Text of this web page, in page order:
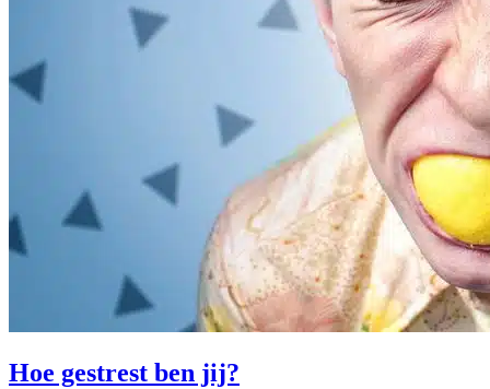
Hoe gestrest ben jij?